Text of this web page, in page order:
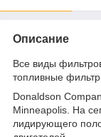
Описание
Все виды
топливные
Donaldson
Minneapolis. На
лидирующего